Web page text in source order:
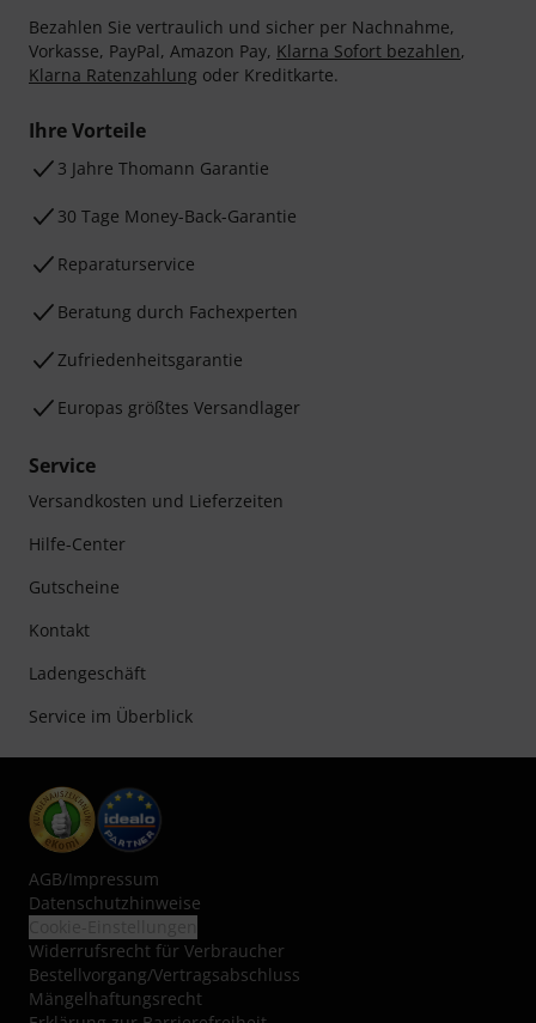
Bezahlen Sie vertraulich und sicher per Nachnahme,
Vorkasse, PayPal, Amazon Pay, Klarna Sofort bezahlen,
Klarna Ratenzahlung oder Kreditkarte.
Ihre Vorteile
3 Jahre Thomann Garantie
30 Tage Money-Back-Garantie
Reparaturservice
Beratung durch Fachexperten
Zufriedenheitsgarantie
Europas größtes Versandlager
Service
Versandkosten und Lieferzeiten
Hilfe-Center
Gutscheine
Kontakt
Ladengeschäft
Service im Überblick
AGB/Impressum
Datenschutzhinweise
Widerrufsrecht für Verbraucher
Bestellvorgang/Vertragsabschluss
Mängelhaftungsrecht